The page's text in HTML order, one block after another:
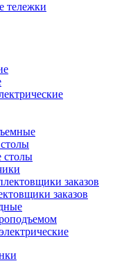
тележки
столы
заказов